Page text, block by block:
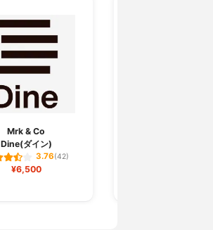
Mrk & Co
Dine(ダイン)
3.76(42)
¥6,500